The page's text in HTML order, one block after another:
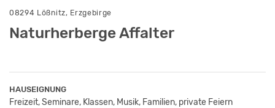
08294 Lößnitz, Erzgebirge
Naturherberge Affalter
HAUSEIGNUNG
Freizeit, Seminare, Klassen, Musik, Familien, private Feiern